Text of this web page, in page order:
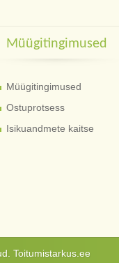
Müügitingimused
Müügitingimused
Ostuprotsess
Isikuandmete kaitse
Toitumistarkus.ee